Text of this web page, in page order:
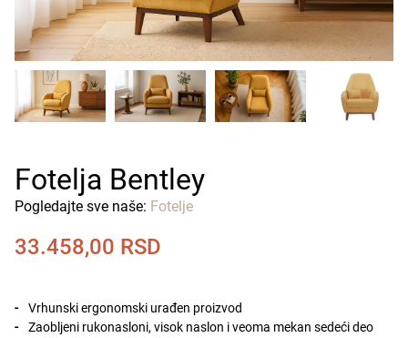
Fotelja Bentley
Pogledajte sve naše: Fotelje
33.458,00 RSD
Vrhunski ergonomski urađen proizvod
Zaobljeni rukonasloni, visok naslon i veoma mekan sedeći deo